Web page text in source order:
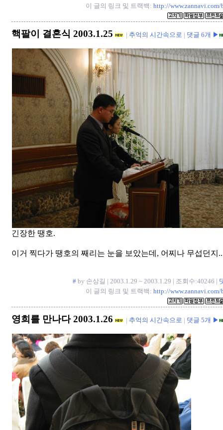
이 글의 링크 및 트랙백: http://
핵팔이 결혼식 2003.1.25 | 추억의 시간속으로 | 댓글 6개 ▶
긴장한 땡호.
이거 찍다가 땡호의 째리는 눈을 보았는데, 어찌나 무섭던지
# by 손상길 | 2003.1.29 ~ 2003.1.29 | 조회수:40246 |
이 글의 링크 및 트랙백: http://
영희를 만나다 2003.1.26 | 추억의 시간속으로 | 댓글 5개 ▶